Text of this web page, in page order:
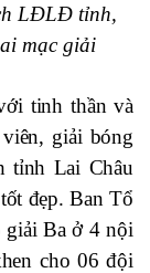
LĐLĐ tỉnh,
mạc giải
tinh thần và
giải bóng
tỉnh Lai Châu
đẹp. Ban Tổ
giải Ba ở 4 nội
cho 06 đội